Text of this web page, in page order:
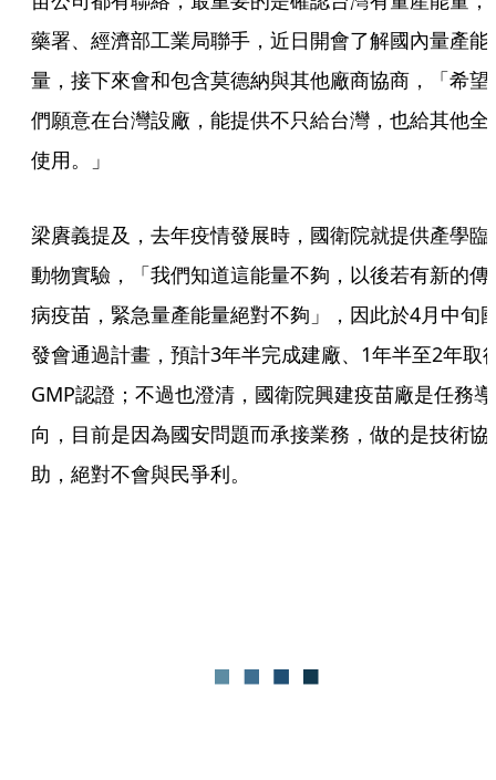
藥署、經濟部工業局聯手，近日開會了解國內量產能
量，接下來會和包含莫德納與其他廠商協商，「希望
們願意在台灣設廠，能提供不只給台灣，也給其他全
使用。」
梁賡義提及，去年疫情發展時，國衛院就提供產學臨
動物實驗，「我們知道這能量不夠，以後若有新的傳
病疫苗，緊急量產能量絕對不夠」，因此於4月中旬
發會通過計畫，預計3年半完成建廠、1年半至2年取
GMP認證；不過也澄清，國衛院興建疫苗廠是任務導
向，目前是因為國安問題而承接業務，做的是技術協
助，絕對不會與民爭利。